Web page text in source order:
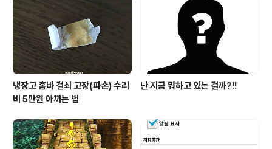
냉장고 홈바 걸쇠 고장(파손) 수리
비 5만원 아끼는 법
난 지금 뭐하고 있는 걸까?!!